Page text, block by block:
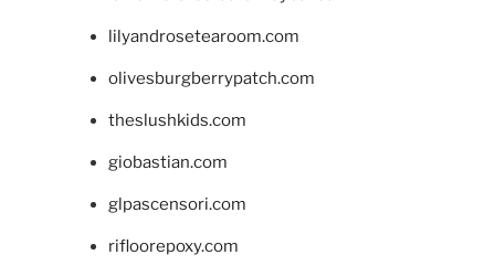
lilyandrosetearoom.com
olivesburgberrypatch.com
theslushkids.com
giobastian.com
glpascensori.com
rifloorepoxy.com